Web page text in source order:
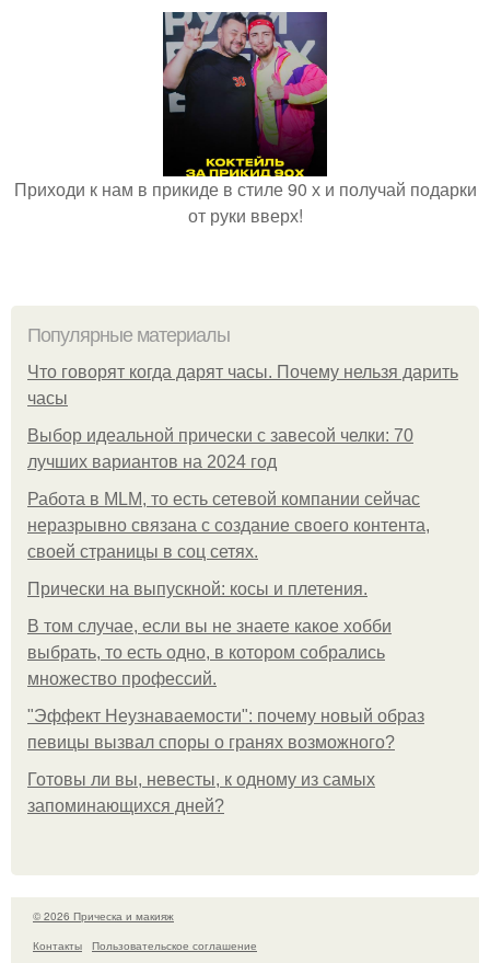
Приходи к нам в прикиде в стиле 90 х и получай подарки
от руки вверх!
Популярные материалы
Что говорят когда дарят часы. Почему нельзя дарить
часы
Выбор идеальной прически с завесой челки: 70
лучших вариантов на 2024 год
Работа в MLM, то есть сетевой компании сейчас
неразрывно связана с создание своего контента,
своей страницы в соц сетях.
Прически на выпускной: косы и плетения.
В том случае, если вы не знаете какое хобби
выбрать, то есть одно, в котором собрались
множество профессий.
"Эффект Неузнаваемости": почему новый образ
певицы вызвал споры о гранях возможного?
Готовы ли вы, невесты, к одному из самых
запоминающихся дней?
© 2026 Прическа и макияж
Контакты
Пользовательское соглашение